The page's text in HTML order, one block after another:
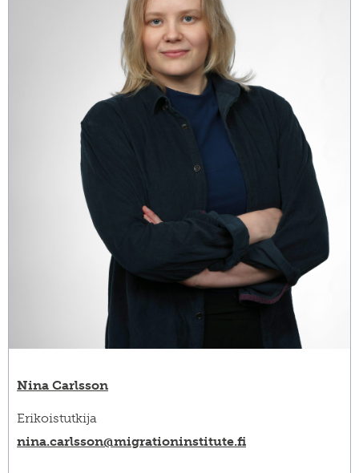
Nina Carlsson
Erikoistutkija
nina.carlsson@​migrationinstitute.fi